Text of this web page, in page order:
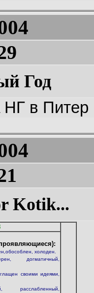
Год
НГ в Питер
Kotik...
холоден.
догматичный,
своими идеями,
pасслабленный,